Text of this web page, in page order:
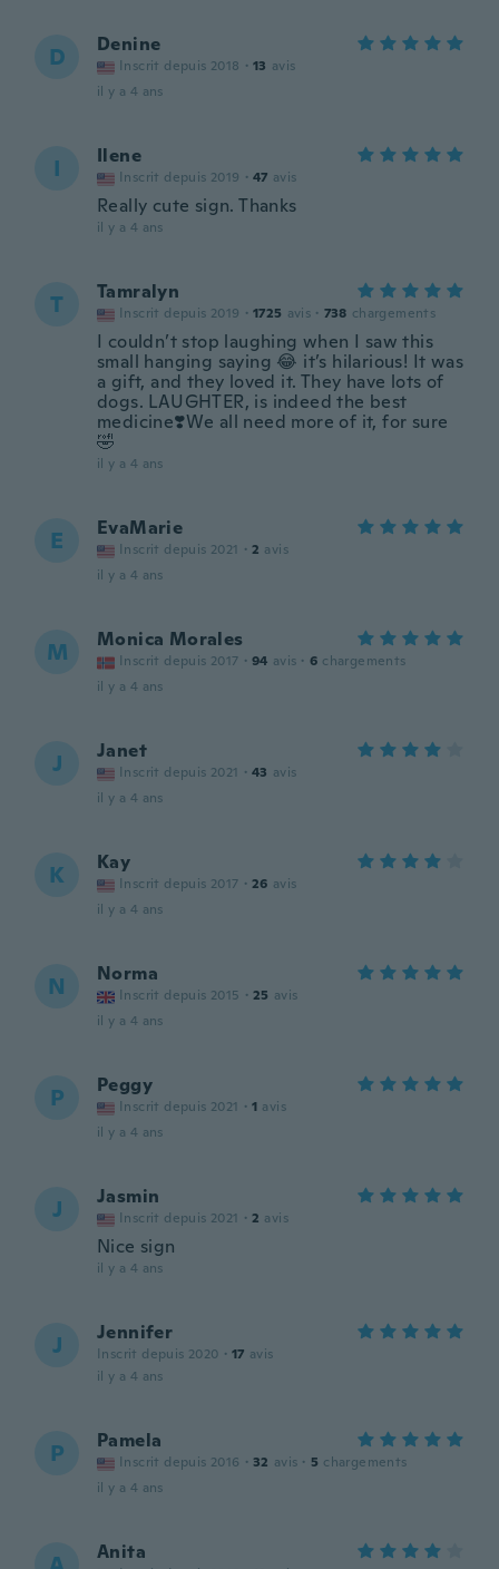
D Denine
Inscrit depuis 2018 · 13 avis
il y a 4 ans
I Ilene
Inscrit depuis 2019 · 47 avis
Really cute sign. Thanks
il y a 4 ans
T Tamralyn
Inscrit depuis 2019 · 1725 avis · 738 chargements
I couldn’t stop laughing when I saw this
small hanging saying 😂 it’s hilarious! It was
a gift, and they loved it. They have lots of
dogs. LAUGHTER, is indeed the best
medicine❣️We all need more of it, for sure
🤣
il y a 4 ans
E EvaMarie
Inscrit depuis 2021 · 2 avis
il y a 4 ans
M Monica Morales
Inscrit depuis 2017 · 94 avis · 6 chargements
il y a 4 ans
J Janet
Inscrit depuis 2021 · 43 avis
il y a 4 ans
K Kay
Inscrit depuis 2017 · 26 avis
il y a 4 ans
N Norma
Inscrit depuis 2015 · 25 avis
il y a 4 ans
P Peggy
Inscrit depuis 2021 · 1 avis
il y a 4 ans
J Jasmin
Inscrit depuis 2021 · 2 avis
Nice sign
il y a 4 ans
J Jennifer
Inscrit depuis 2020 · 17 avis
il y a 4 ans
P Pamela
Inscrit depuis 2016 · 32 avis · 5 chargements
il y a 4 ans
Anita